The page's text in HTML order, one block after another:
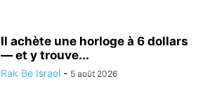
Il achète une horloge à 6 dollars
— et y trouve...
Rak Be Israel - 5 août 2026